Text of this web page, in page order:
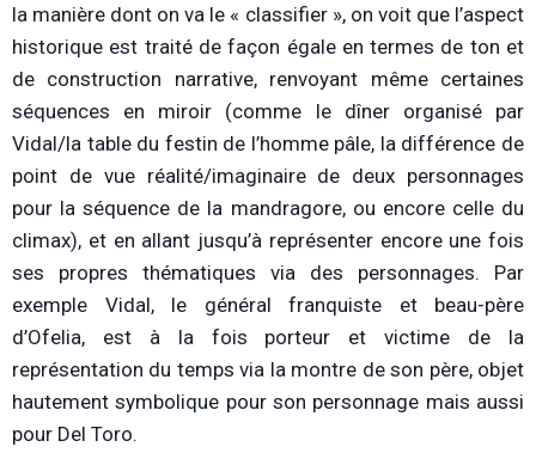
la manière dont on va le « classifier », on voit que l’aspect
historique est traité de façon égale en termes de ton et
de construction narrative, renvoyant même certaines
séquences en miroir (comme le dîner organisé par
Vidal/la table du festin de l’homme pâle, la différence de
point de vue réalité/imaginaire de deux personnages
pour la séquence de la mandragore, ou encore celle du
climax), et en allant jusqu’à représenter encore une fois
ses propres thématiques via des personnages. Par
exemple Vidal, le général franquiste et beau-père
d’Ofelia, est à la fois porteur et victime de la
représentation du temps via la montre de son père, objet
hautement symbolique pour son personnage mais aussi
pour Del Toro.